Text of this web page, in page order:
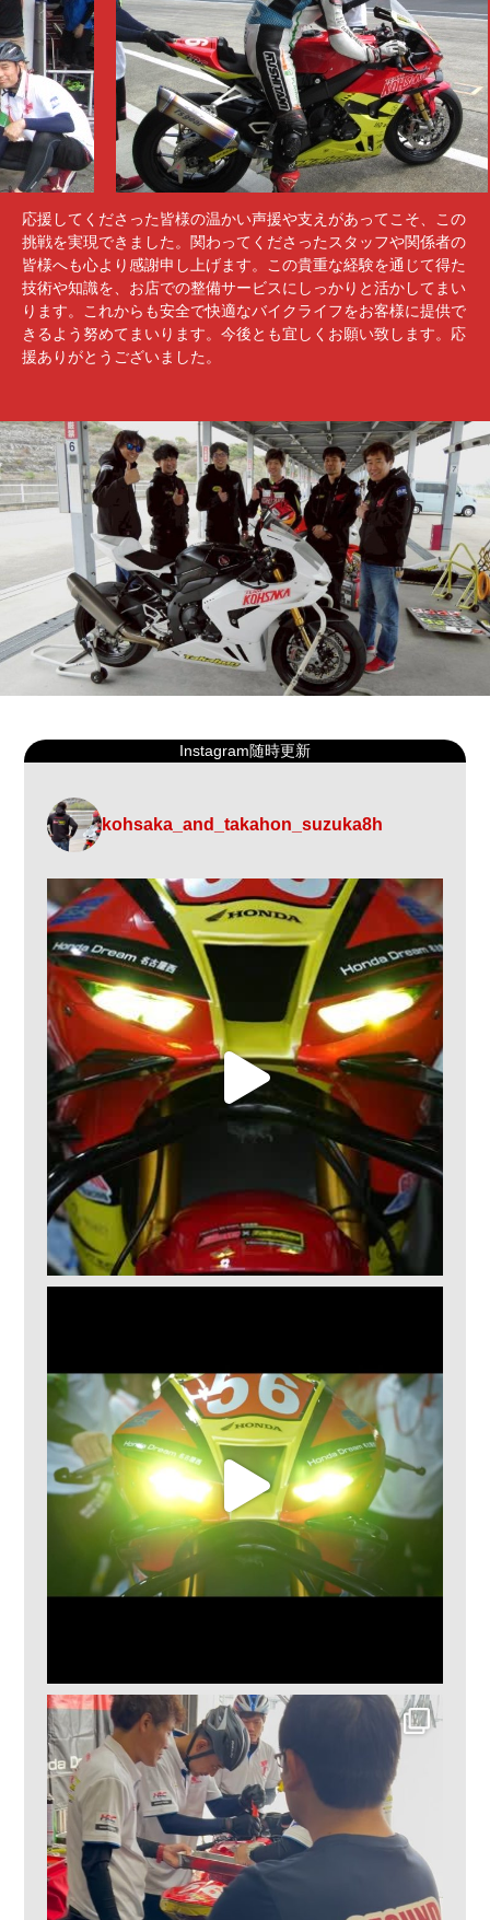
応援してくださった皆様の温かい声援や支えがあってこそ、この
挑戦を実現できました。関わってくださったスタッフや関係者の
皆様へも心より感謝申し上げます。この貴重な経験を通じて得た
技術や知識を、お店での整備サービスにしっかりと活かしてまい
ります。これからも安全で快適なバイクライフをお客様に提供で
きるよう努めてまいります。今後とも宜しくお願い致します。応
援ありがとうございました。
Instagram随時更新
kohsaka_and_takahon_suzuka8h